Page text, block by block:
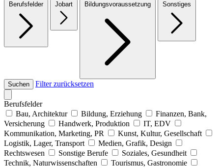
Berufsfelder Jobart Bildungsvoraussetzung Sonstiges
Suchen Filter zurücksetzen
Berufsfelder
Bau, Architektur
Bildung, Erziehung
Finanzen, Bank,
Versicherung
Handwerk, Produktion
IT, EDV
Kommunikation, Marketing, PR
Kunst, Kultur, Gesellschaft
Logistik, Lager, Transport
Medien, Grafik, Design
Rechtswesen
Sonstige Berufe
Soziales, Gesundheit
Technik, Naturwissenschaften
Tourismus, Gastronomie